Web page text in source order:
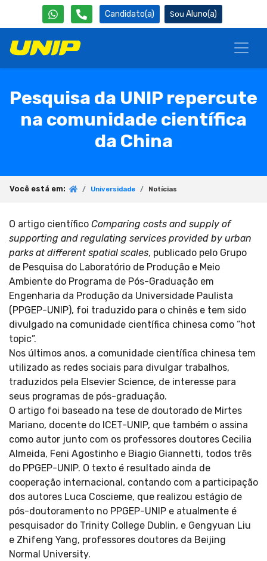
Candidato(a) Aluno(a)
Pesquisa da UNIP repercute
na comunidade científica
da China
Você está em: Universidade Notícias
O artigo científico Comparing costs and supply of
supporting and regulating services provided by urban
parks at different spatial scales, publicado pelo Grupo
de Pesquisa do Laboratório de Produção e Meio
Ambiente do Programa de Pós-Graduação em
Engenharia da Produção da Universidade Paulista
(PPGEP-UNIP), foi traduzido para o chinês e tem sido
divulgado na comunidade científica chinesa como “hot
topic”.
Nos últimos anos, a comunidade científica chinesa tem
utilizado as redes sociais para divulgar trabalhos,
traduzidos pela Elsevier Science, de interesse para
seus programas de pós-graduação.
O artigo foi baseado na tese de doutorado de Mirtes
Mariano, docente do ICET-UNIP, que também o assina
como autor junto com os professores doutores Cecilia
Almeida, Feni Agostinho e Biagio Giannetti, todos três
do PPGEP-UNIP. O texto é resultado ainda de
cooperação internacional, contando com a participação
dos autores Luca Coscieme, que realizou estágio de
pós-doutoramento no PPGEP-UNIP e atualmente é
pesquisador do Trinity College Dublin, e Gengyuan Liu
e Zhifeng Yang, professores doutores da Beijing
Normal University.